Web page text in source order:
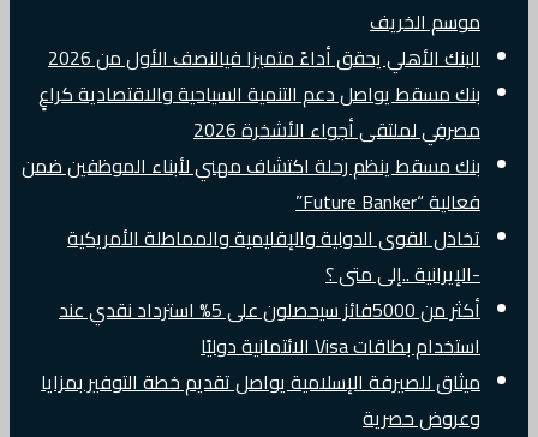
موسم الخريف
البنك الأهلي يحقق أداءً متميزا فيالنصف الأول من 2026
بنك مسقط يواصل دعم التنمية السياحية والاقتصادية كراعٍ
مصرفي لملتقى أجواء الأشخرة 2026
بنك مسقط ينظم رحلة اكتشاف مهني لأبناء الموظفين ضمن
فعالية “Future Banker”
تخاذل القوى الدولية والإقليمية والمماطلة الأمريكية
-الإيرانية ..إلى متى ؟
أكثر من 5000فائز سيحصلون على 5% استرداد نقدي عند
استخدام بطاقات Visa الائتمانية دوليًا
ميثاق للصيرفة الإسلامية يواصل تقديم خطة التوفير بمزايا
وعروض حصرية